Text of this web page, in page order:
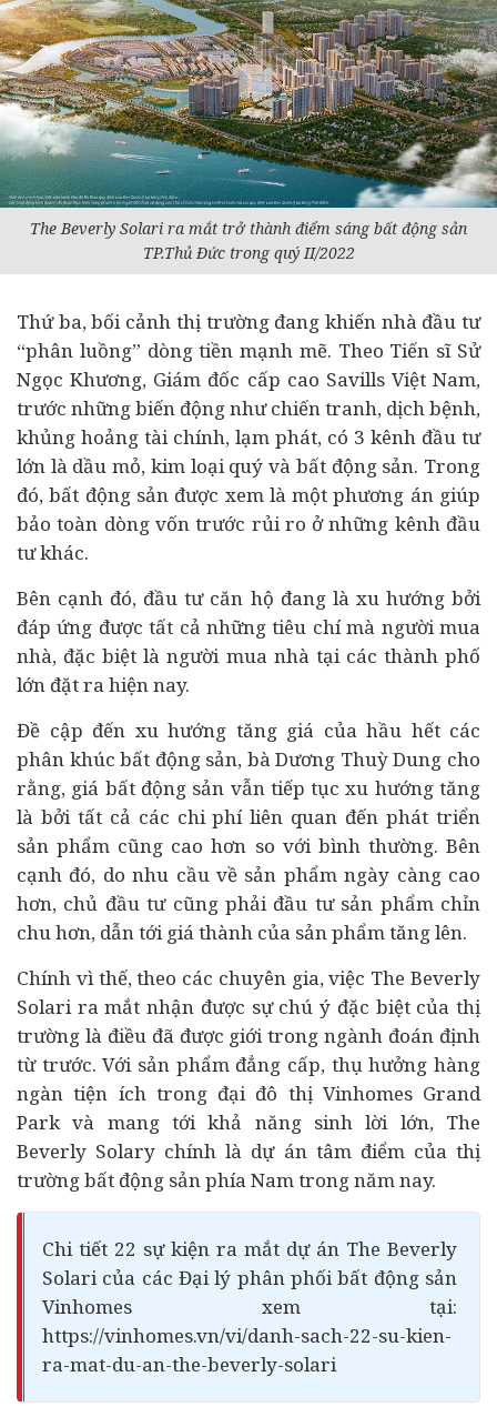
The Beverly Solari ra mắt trở thành điểm sáng bất động sản
TP.Thủ Đức trong quý II/2022
Thứ ba, bối cảnh thị trường đang khiến nhà đầu tư
“phân luồng” dòng tiền mạnh mẽ. Theo Tiến sĩ Sử
Ngọc Khương, Giám đốc cấp cao Savills Việt Nam,
trước những biến động như chiến tranh, dịch bệnh,
khủng hoảng tài chính, lạm phát, có 3 kênh đầu tư
lớn là dầu mỏ, kim loại quý và bất động sản. Trong
đó, bất động sản được xem là một phương án giúp
bảo toàn dòng vốn trước rủi ro ở những kênh đầu
tư khác.
Bên cạnh đó, đầu tư căn hộ đang là xu hướng bởi
đáp ứng được tất cả những tiêu chí mà người mua
nhà, đặc biệt là người mua nhà tại các thành phố
lớn đặt ra hiện nay.
Đề cập đến xu hướng tăng giá của hầu hết các
phân khúcbất động sản, bà Dương Thuỳ Dung cho
rằng, giá bất động sản vẫn tiếp tục xu hướng tăng
là bởi tất cả các chi phí liên quan đến phát triển
sản phẩm cũng cao hơn so với bình thường. Bên
cạnh đó, do nhu cầu về sản phẩm ngày càng cao
hơn, chủ đầu tư cũng phải đầu tư sản phẩm chỉn
chu hơn, dẫn tới giá thành của sản phẩm tăng lên.
Chính vì thế, theo các chuyên gia, việc The Beverly
Solari ra mắt nhận được sự chú ý đặc biệt của thị
trường là điều đã được giới trong ngành đoán định
từ trước. Với sản phẩm đẳng cấp, thụ hưởng hàng
ngàn tiện ích trong đại đô thị Vinhomes Grand
Park và mang tới khả năng sinh lời lớn, The
Beverly Solary chính là dự án tâm điểm của thị
trườngbất động sảnphía Nam trong năm nay.
Chi tiết 22 sự kiện ra mắt dự án The Beverly
Solari của các Đại lý phân phối bất động sản
Vinhomes xem tại:
https://vinhomes.vn/vi/danh-sach-22-su-kien-
ra-mat-du-an-the-beverly-solari